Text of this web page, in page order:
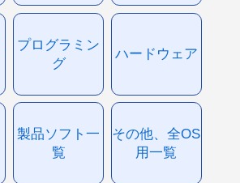
プログラミン
グ
ハードウェア
製品ソフト一
覧
その他、全OS
用一覧